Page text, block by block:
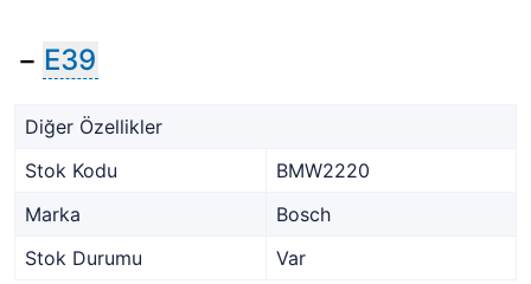
− E39
Diğer Özellikler
Stok Kodu
BMW2220
Marka
Bosch
Stok Durumu
Var